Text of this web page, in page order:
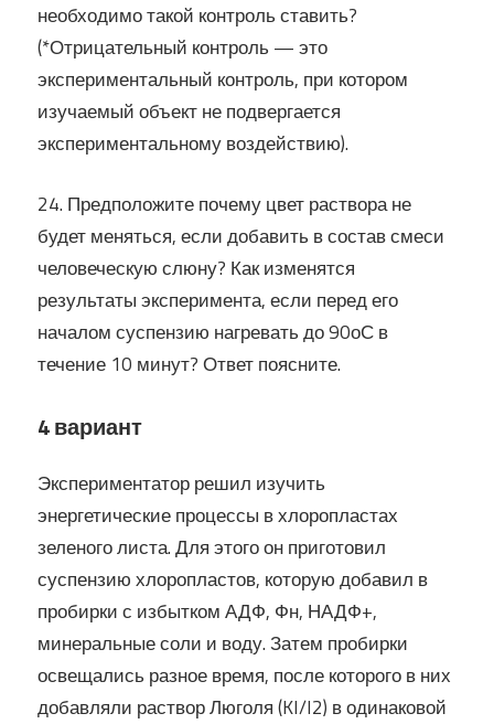
необходимо такой контроль ставить?
(*Отрицательный контроль — это
экспериментальный контроль, при котором
изучаемый объект не подвергается
экспериментальному воздействию).
24. Предположите почему цвет раствора не
будет меняться, если добавить в состав смеси
человеческую слюну? Как изменятся
результаты эксперимента, если перед его
началом суспензию нагревать до 90оС в
течение 10 минут? Ответ поясните.
4 вариант
Экспериментатор решил изучить
энергетические процессы в хлоропластах
зеленого листа. Для этого он приготовил
суспензию хлоропластов, которую добавил в
пробирки с избытком АДФ, Фн, НАДФ+,
минеральные соли и воду. Затем пробирки
освещались разное время, после которого в них
добавляли раствор Люголя (KI/I2) в одинаковой